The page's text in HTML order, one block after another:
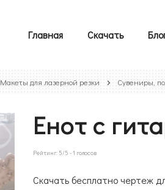
Главная Скачать
Макеты для лазерной резки Сувениры,
Енот с
Рейтинг: 5/5 -1 голосов
Скачать бесплатно чертеж